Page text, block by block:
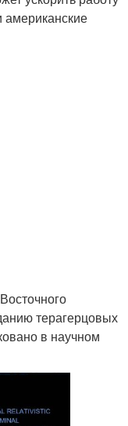
американские
терагерцовых
в научном